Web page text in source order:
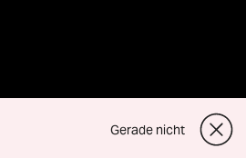
Gerade nicht